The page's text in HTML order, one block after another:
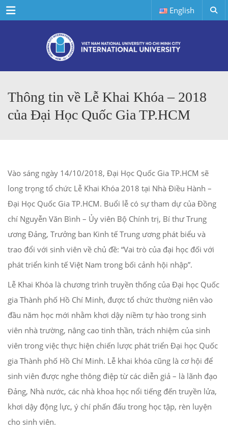
Menu English
Thông tin về Lễ Khai Khóa – 2018
của Đại Học Quốc Gia TP.HCM
Vào sáng ngày 14/10/2018, Đại Học Quốc Gia TP.HCM sẽ
long trọng tổ chức Lễ Khai Khóa 2018 tại Nhà Điều Hành –
Đại Học Quốc Gia TP.HCM. Buổi lễ có sự tham dự của Đồng
chí Nguyễn Văn Bình – Ủy viên Bộ Chính trị, Bí thư Trung
ương Đảng, Trưởng ban Kinh tế Trung ương phát biểu và
trao đổi với sinh viên về chủ đề: “Vai trò của đại học đối với
phát triển kinh tế Việt Nam trong bối cảnh hội nhập”.
Lễ Khai Khóa là chương trình truyền thống của Đại học Quốc
gia Thành phố Hồ Chí Minh, được tổ chức thường niên vào
đầu năm học mới nhằm khơi dậy niềm tự hào trong sinh
viên nhà trường, nâng cao tinh thần, trách nhiệm của sinh
viên trong việc thực hiện chiến lược phát triển Đại học Quốc
gia Thành phố Hồ Chí Minh. Lễ khai khóa cũng là cơ hội để
sinh viên được nghe thông điệp từ các diễn giả – là lãnh đạo
Đảng, Nhà nước, các nhà khoa học nổi tiếng đến truyền lửa,
khơi dậy động lực, ý chí phấn đấu trong học tập, rèn luyện
cho sinh viên.